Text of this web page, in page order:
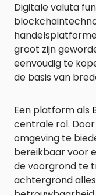
Digitale valuta
groot zijn
eenvoudig te
de basis van
Een platform als
centrale rol.
omgeving te
bereikbaar voor
de voorgrond te
achtergrond